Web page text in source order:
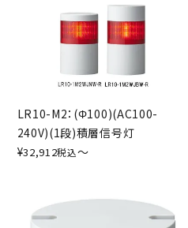
LR10-M2：(Φ100)(AC100-
240V)(1段)積層信号灯
¥32,912税込〜